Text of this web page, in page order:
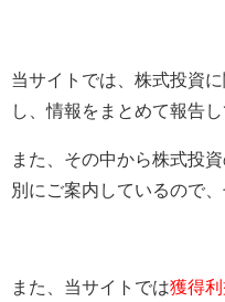
当サイトでは、株式投資
し、情報をまとめて報告し
また、その中から株式投
別にご案内しているので
また、当サイトでは獲得